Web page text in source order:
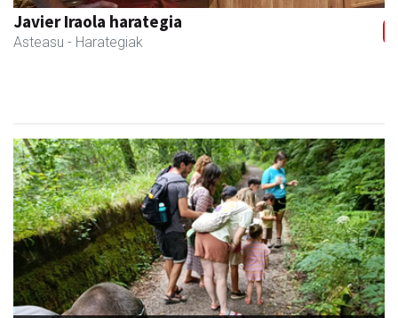
Javier Iraola harategia
Asteasu - Harategiak